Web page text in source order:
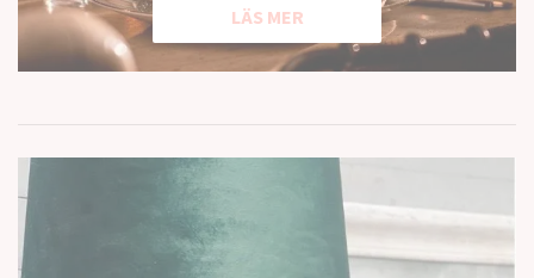
LÄS MER